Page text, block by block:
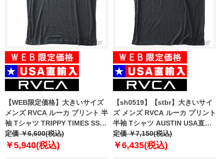
【WEB限定価格】大きいサイズ
メンズ RVCA ルーカ プリント 半
袖 Tシャツ TRIPPY TIMES SS
USA直輸入 avyzt00202
定価 ￥6,600(税込)
￥5,940(税込)
【sh0519】【stbr】大きいサイ
ズ メンズ RVCA ルーカ プリント
半袖 Tシャツ AUSTIN USA直輸
入 avyzt00773
定価 ￥7,150(税込)
￥6,435(税込)